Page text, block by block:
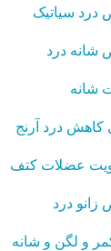
سیاتیک
درد
شانه
درد آرنج
عضلات کتف
درد
و لگن و شانه